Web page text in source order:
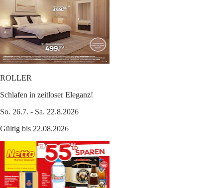
ROLLER
Schlafen in zeitloser Eleganz!
So. 26.7. - Sa. 22.8.2026
Gültig bis 22.08.2026